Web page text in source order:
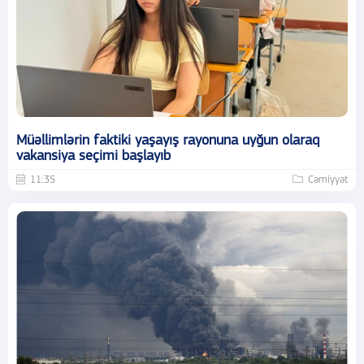
Müəllimlərin faktiki yaşayış rayonuna uyğun olaraq
vakansiya seçimi başlayıb
11:35 Cəmiyyət